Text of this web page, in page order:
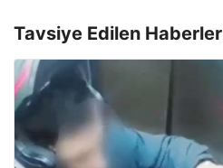
Tavsiye Edilen Haberler